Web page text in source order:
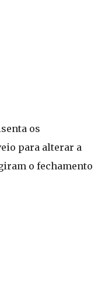
os
para alterar a
o fechamento